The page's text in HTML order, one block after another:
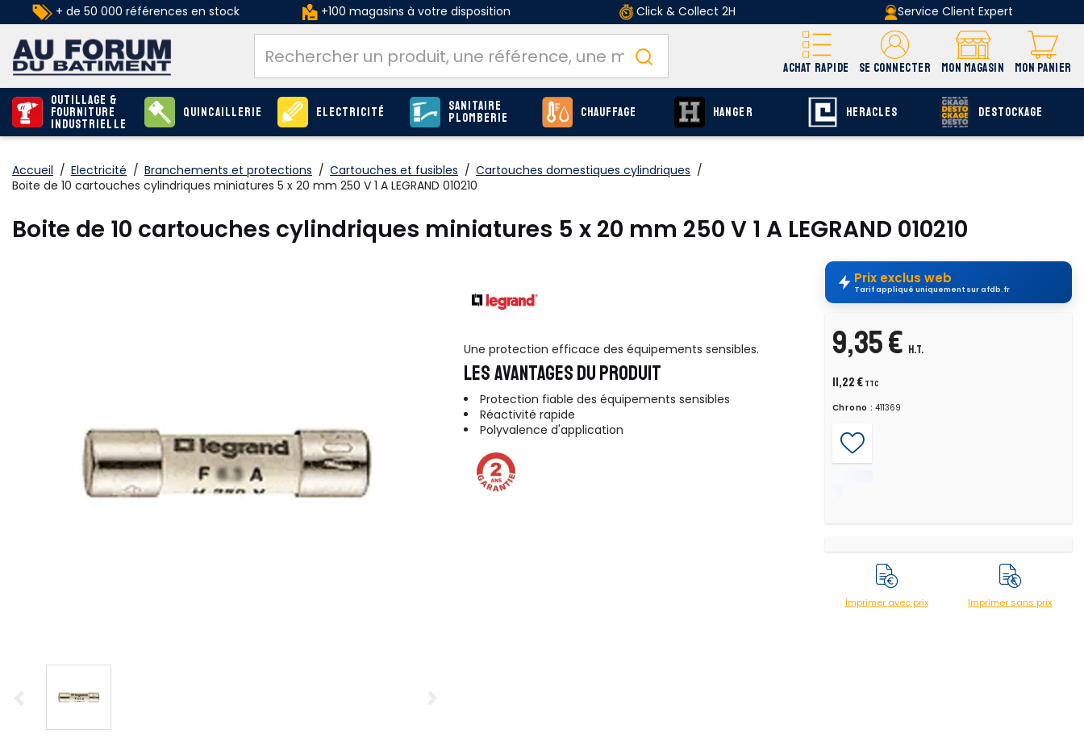
+ de 50 000 références en stock +100 magasins à votre disposition Click & Collect 2H Service Client Expert
ACHAT RAPIDE SE CONNECTER MON MAGASIN MON PANIER
Outillage &
Fourniture
industrielle
Quincaillerie Electricité Sanitaire
Plomberie Chauffage HANGER HERACLES DESTOCKAGE
Accueil / Electricité / Branchements et protections / Cartouches et fusibles / Cartouches domestiques cylindriques /
Boite de 10 cartouches cylindriques miniatures 5 x 20 mm 250 V 1 A LEGRAND 010210
Boite de 10 cartouches cylindriques miniatures 5 x 20 mm 250 V 1 A LEGRAND 010210
Une protection efficace des équipements sensibles.
LES AVANTAGES DU PRODUIT
Protection fiable des équipements sensibles
Réactivité rapide
Polyvalence d'application
Prix exclus web
Tarif appliqué uniquement sur afdb.fr
9,35 € H.T.
11,22 € TTC
Chrono : 411369
Imprimer avec prix Imprimer sans prix